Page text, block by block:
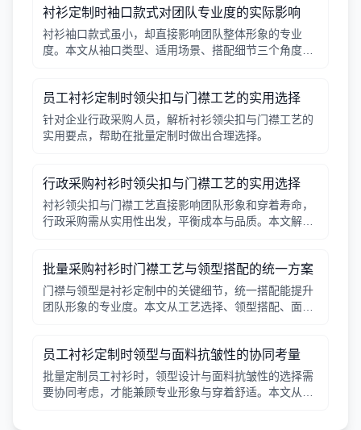
衬衫定制时袖口款式对团队专业度的实际影响
衬衫袖口款式虽小，却直接影响团队整体形象的专业
度。本文从袖口类型、适用场景、搭配细节三个角度，
员工衬衫定制时领尖扣与门襟工艺的实用选择
针对企业行政采购人员，解析衬衫领尖扣与门襟工艺的
实用要点，帮助在批量定制时做出合理选择。
行政采购衬衫时领尖扣与门襟工艺的实用选择
衬衫领尖扣与门襟工艺直接影响团队形象和穿着寿命，
行政采购需从实用性出发，平衡成本与品质。本文解析
批量采购衬衫时门襟工艺与领型搭配的统一方案
门襟与领型是衬衫定制中的关键细节，统一搭配能提升
团队形象的专业度。本文从工艺选择、领型搭配、面料
员工衬衫定制时领型与面料抗皱性的协同考量
批量定制员工衬衫时，领型设计与面料抗皱性的选择需
要协同考虑，才能兼顾专业形象与穿着舒适。本文从领